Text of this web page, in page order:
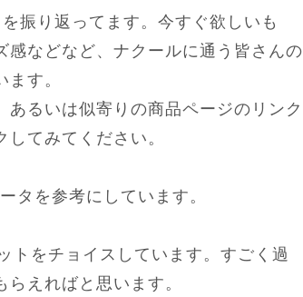
振り返ってます。今すぐ欲しいも
などなど、ナクールに通う皆さんの
す。
るいは似寄りの商品ページのリンク
てみてください。
タを参考にしています。
をチョイスしています。すごく過
えればと思います。